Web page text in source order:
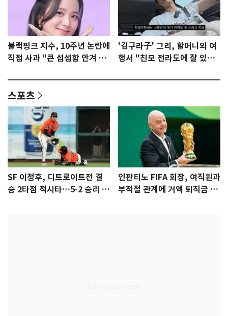
블랙핑크 지수, 10주년 논란에
직접 사과 "큰 섭섭함 안겨 미
'김구라子' 그리, 할머니외 여
행서 "친모 전라도에 잘 있
스포츠
SF 이정후, 디트로이트전 결
승 2타점 적시타…5-2 승리 견
인판티노 FIFA 회장, 여직원과
부적절 관계에 거액 퇴직금 지